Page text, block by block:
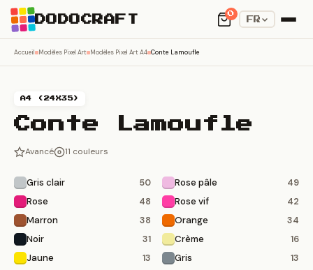
DODOCRAFT
0
FR
Accueil Modèles Pixel Art Modèles Pixel Art A4 Conte Lamoufle
A4 (24X35)
Conte Lamoufle
Avancé 11 couleurs
Gris clair 50 Rose pâle 49
Rose 48 Rose vif 42
Marron 38 Orange 34
Noir 31 Crème 16
Jaune 13 Gris 13